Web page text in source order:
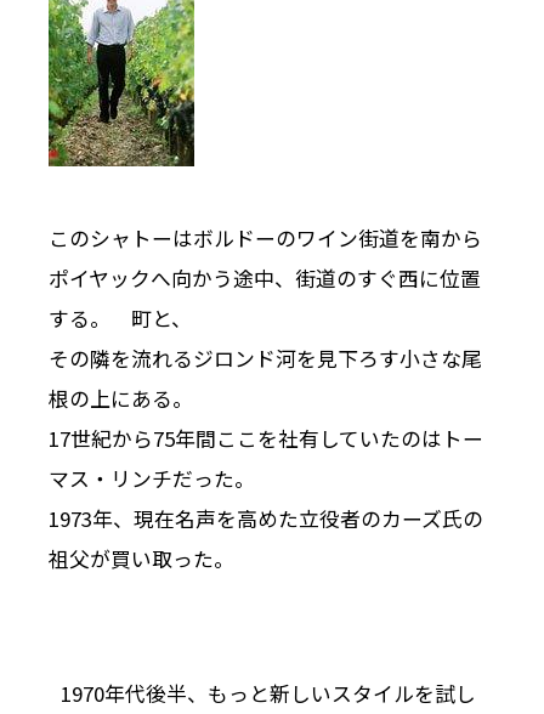
このシャトーはボルドーのワイン街道を南から
ポイヤックへ向かう途中、街道のすぐ西に位置
する。 町と、
その隣を流れるジロンド河を見下ろす小さな尾
根の上にある。
17世紀から75年間ここを社有していたのはトー
マス・リンチだった。
1973年、現在名声を高めた立役者のカーズ氏の
祖父が買い取った。
1970年代後半、もっと新しいスタイルを試し